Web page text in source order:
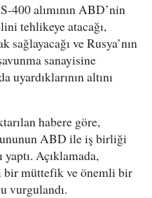
400 alımının ABD’nin
tehlikeye atacağı,
sağlayacağı ve Rusya’nın
sanayisine
uyardıklarının altını
habere göre,
ABD ile iş birliği
Açıklamada,
müttefik ve önemli bir
vurgulandı.